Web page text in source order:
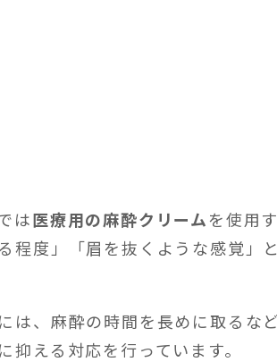
は医療用の麻酔クリームを使用
程度」「眉を抜くような感覚」
は、麻酔の時間を長めに取るなど
抑える対応を行っています。